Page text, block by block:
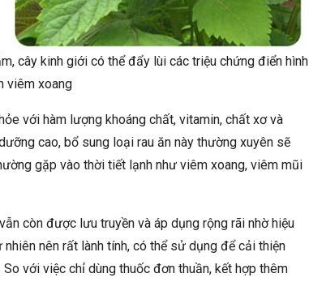
cây kinh giới có thể đẩy lùi các triệu chứng điển hình
viêm xoang
với hàm lượng khoáng chất, vitamin, chất xơ và
cao, bổ sung loại rau ăn này thường xuyên sẽ
gặp vào thời tiết lạnh như viêm xoang, viêm mũi
còn được lưu truyền và áp dụng rộng rãi nhờ hiệu
nên rất lành tính, có thể sử dụng để cải thiện
với việc chỉ dùng thuốc đơn thuần, kết hợp thêm